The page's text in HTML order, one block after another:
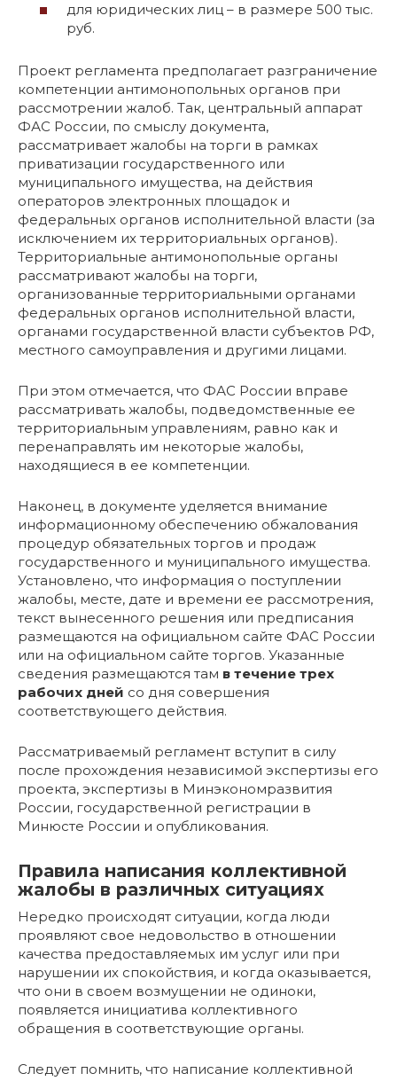
для юридических лиц – в размере 500 тыс.
руб.
Проект регламента предполагает разграничение
компетенции антимонопольных органов при
рассмотрении жалоб. Так, центральный аппарат
ФАС России, по смыслу документа,
рассматривает жалобы на торги в рамках
приватизации государственного или
муниципального имущества, на действия
операторов электронных площадок и
федеральных органов исполнительной власти (за
исключением их территориальных органов).
Территориальные антимонопольные органы
рассматривают жалобы на торги,
организованные территориальными органами
федеральных органов исполнительной власти,
органами государственной власти субъектов РФ,
местного самоуправления и другими лицами.
При этом отмечается, что ФАС России вправе
рассматривать жалобы, подведомственные ее
территориальным управлениям, равно как и
перенаправлять им некоторые жалобы,
находящиеся в ее компетенции.
Наконец, в документе уделяется внимание
информационному обеспечению обжалования
процедур обязательных торгов и продаж
государственного и муниципального имущества.
Установлено, что информация о поступлении
жалобы, месте, дате и времени ее рассмотрения,
текст вынесенного решения или предписания
размещаются на официальном сайте ФАС России
или на официальном сайте торгов. Указанные
сведения размещаются там в течение трех
рабочих дней со дня совершения
соответствующего действия.
Рассматриваемый регламент вступит в силу
после прохождения независимой экспертизы его
проекта, экспертизы в Минэкономразвития
России, государственной регистрации в
Минюсте России и опубликования.
Правила написания коллективной
жалобы в различных ситуациях
Нередко происходят ситуации, когда люди
проявляют свое недовольство в отношении
качества предоставляемых им услуг или при
нарушении их спокойствия, и когда оказывается,
что они в своем возмущении не одиноки,
появляется инициатива коллективного
обращения в соответствующие органы.
Следует помнить, что написание коллективной